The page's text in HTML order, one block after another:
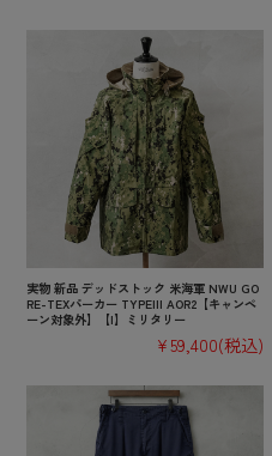
実物 新品 デッドストック 米海軍 NWU GO
RE-TEXパーカー TYPEIII AOR2【キャンペ
ーン対象外】【I】ミリタリー
¥59,400(税込)